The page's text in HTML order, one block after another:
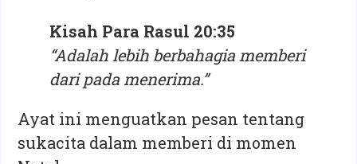
Kisah Para Rasul 20:35
“Adalah lebih berbahagia memberi
dari pada menerima.”
Ayat ini menguatkan pesan tentang
sukacita dalam memberi di momen